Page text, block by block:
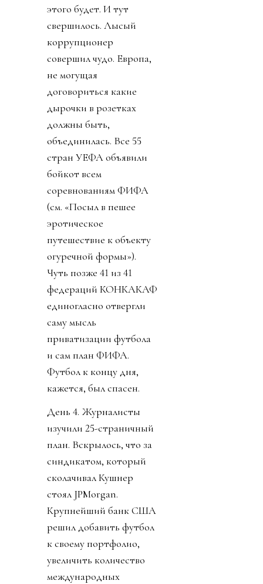
этого будет. И тут
свершилось. Лысый
коррупционер
совершил чудо. Европа,
не могущая
договориться какие
дырочки в розетках
должны быть,
объединилась. Все 55
стран УЕФА объявили
бойкот всем
соревнованиям ФИФА
(см. «Посыл в пешее
эротическое
путешествие к объекту
огуречной формы»).
Чуть позже 41 из 41
федераций КОНКАКАФ
единогласно отвергли
саму мысль
приватизации футбола
и сам план ФИФА.
Футбол к концу дня,
кажется, был спасен.
День 4. Журналисты
изучили 25-страничный
план. Вскрылось, что за
синдикатом, который
сколачивал Кушнер
стоял JPMorgan.
Крупнейший банк США
решил добавить футбол
к своему портфолио,
увеличить количество
международных